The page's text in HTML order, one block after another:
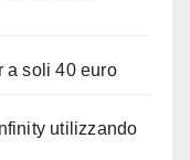
a soli 40 euro
utilizzando